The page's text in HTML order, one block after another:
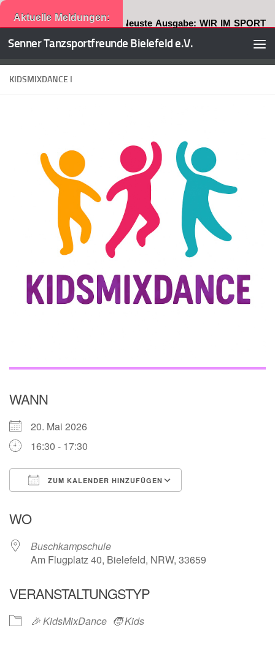
Aktuelle Meldungen: Neuste Ausgabe: WIR IM SPORT
Zum Inhalt springen
Senner Tanzsportfreunde Bielefeld e.V.
KIDSMIXDANCE I
WANN
20. Mai 2026
16:30 - 17:30
ZUM KALENDER HINZUFÜGEN
WO
Buschkampschule
Am Flugplatz 40, Bielefeld, NRW, 33659
VERANSTALTUNGSTYP
🎉 KidsMixDance 🧒 Kids